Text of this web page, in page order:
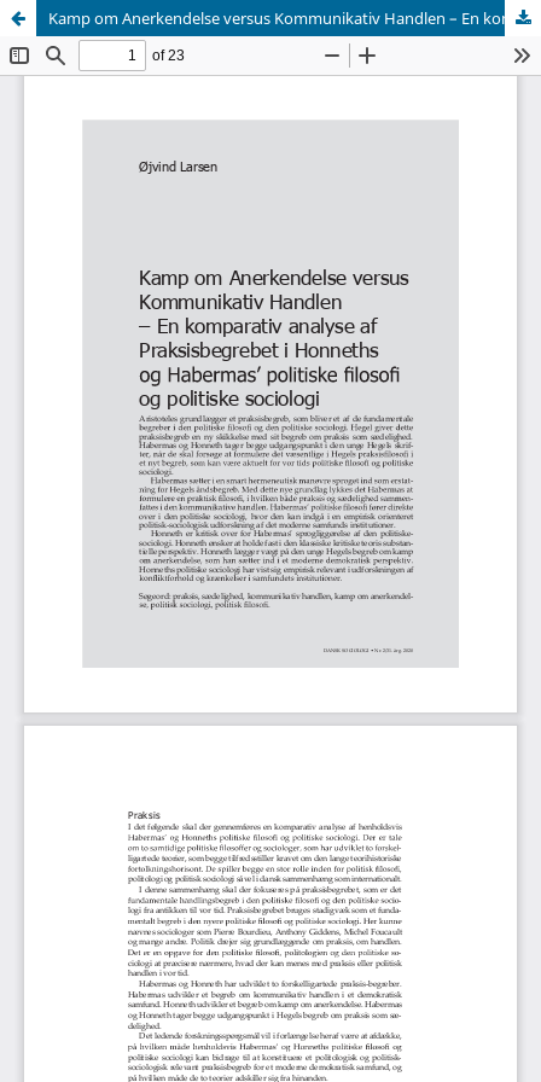
Kamp om Anerkendelse versus Kommunikativ Handlen – En komparativ analyse af Praksisbegrebet i Honneths og Habermas’ politiske filosofi og politiske sociologi